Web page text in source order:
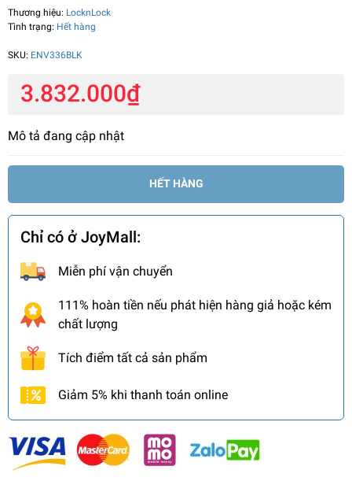
Thương hiệu: LocknLock
Tình trạng: Hết hàng
SKU: ENV336BLK
3.832.000₫
Mô tả đang cập nhật
HẾT HÀNG
Chỉ có ở JoyMall:
Miễn phí vận chuyển
111% hoàn tiền nếu phát hiện hàng giả hoặc kém
chất lượng
Tích điểm tất cả sản phẩm
Giảm 5% khi thanh toán online